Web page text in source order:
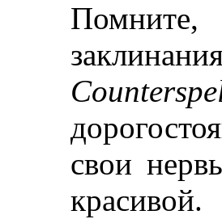
свои
красивой.